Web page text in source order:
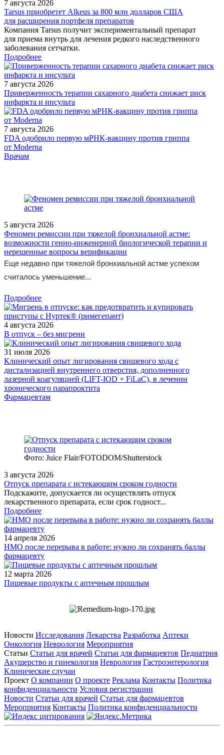
7 августа 2026
Tarsus приобретет Alkeus за 800 млн долларов США
для расширения портфеля препаратов
Компания Tarsus получит экспериментальный препарат
для приема внутрь для лечения редкого наследственного
заболевания сетчатки.
Подробнее
7 августа 2026
Приверженность терапии сахарного диабета снижает риск
инфаркта и инсульта
7 августа 2026
FDA одобрило первую мРНК‑вакцину против гриппа
от Moderna
/doctor/therapeutics/primenenie-antitromboticheskikh-preparatov-
Врачам
5 августа 2026
Феномен ремиссии при тяжелой бронхиальной астме:
возможности генно-инженерной биологической терапии и
нерешенные вопросы верификации
Еще недавно при тяжелой бронхиальной астме успехом
считалось уменьшение...
Подробнее
4 августа 2026
В отпуск – без мигрени
31 июля 2026
Клинический опыт лигирования свищевого хода с
дистализацией внутреннего отверстия, дополненного
лазерной коагуляцией (LIFT-IOD + FiLaC), в лечении
хронического парапроктита
Фармацевтам
Фото: Juice Flair/FOTODOM/Shutterstoсk
3 августа 2026
Отпуск препарата с истекающим сроком годности
Подскажите, допускается ли осуществлять отпуск
лекарственного препарата, если срок годност...
Подробнее
14 апреля 2026
НМО после перерыва в работе: нужно ли сохранять баллы
фармацевту
12 марта 2026
Пищевые продукты с аптечным прошлым
Новости Исследования Лекарства Разработка Аптеки
Онкология Неврология Мероприятия
Статьи Статьи для врачей Статьи для фармацевтов Педиатрия
Акушерство и гинекология Неврология Гастроэнтерология
Клинические случаи
Проект О компании О проекте Реклама Контакты Политика
конфиденциальности Условия регистрации
Новости Статьи для врачей Статьи для фармацевтов
Мероприятия Контакты Политика конфиденциальности